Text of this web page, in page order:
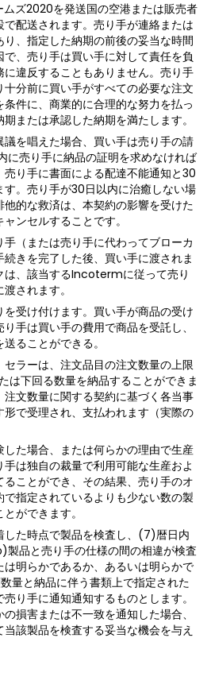
ムズ2020を発送国の空港または販売者
配送されます。売り手が連絡または
、指定した納期の前後の妥当な時間
、売り手は買い手に対して責任を負
違反することもありません。売り手
分前に買い手がすべての必要な注文
件に、商業的に合理的な努力を払っ
または承認した納期を満たします。
を唱えた場合、買い手は売り手の請
に売り手に納品の証明を求めなければ
り手に書面による配達不能通知と30
す。売り手が30日以内に治癒しない場
的な救済は、本契約の影響を受けた
ンセルすることです。
（または売り手に代わってブローカ
きを完了した後、買い手に渡されま
は、該当するIncotermに従って売り
されます。
受け付けます。買い手が商品の受け
手は買い手の費用で商品を受託し、
ることができる。
ラーは、注文品目の注文数量の上限
は下回る数量を納品することができま
文数量に関する契約に基づく各当事
で受理され、支払われます（実際の
た場合、または何らかの理由で生産
は独自の裁量で利用可能な生産およ
ことができ、その結果、売り手のオ
指定されているよりも少ない数の製
ができます。
した時点で製品を検査し、(7)暦日内
品と売り手の仕様の間の相違が検査
明らかであるか、あるいは明らかで
量と納品に伴う書類上で指定された
り手に通知通知するものとします。
損害または不一致を通知した場合、
該製品を検査する妥当な機会を与え